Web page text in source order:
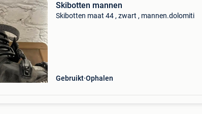
Skibotten mannen
Skibotten maat 44 , zwart , mannen.dolomiti
Gebruikt Ophalen